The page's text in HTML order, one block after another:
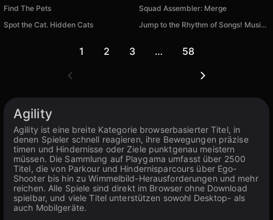
Find The Pets
Squad Assembler: Merge
Spot the Cat. Hidden Cats
Jump to the Rhythm of Songs! Musical Ball!
1 2 3 … 58
Agility
Agility ist eine breite Kategorie browserbasierter Titel, in
denen Spieler schnell reagieren, ihre Bewegungen präzise
timen und Hindernisse oder Ziele punktgenau meistern
müssen. Die Sammlung auf Playgama umfasst über 2500
Titel, die von Parkour und Hindernisparcours über Ego-
Shooter bis hin zu Wimmelbild-Herausforderungen und mehr
reichen. Alle Spiele sind direkt im Browser ohne Download
spielbar, und viele Titel unterstützen sowohl Desktop- als
auch Mobilgeräte.